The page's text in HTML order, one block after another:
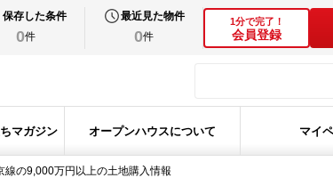
保存した条件
0件
最近見た物件
0件
1分で完了！
会員登録
マガジン オープンハウスについて マイ
線の9,000万円以上の土地購入情報